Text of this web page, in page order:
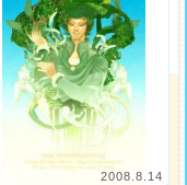
2008.8.14